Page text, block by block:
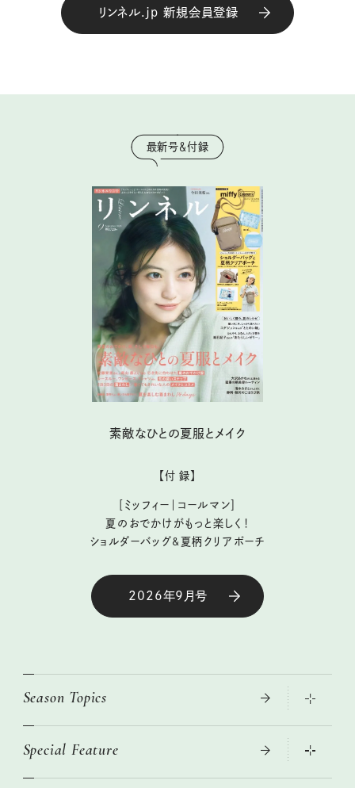
リンネル.jp 新規会員登録
最新号＆付録
素敵なひとの夏服とメイク
【付 録】
［ミッフィー｜コールマン］
夏のおでかけがもっと楽しく！
ショルダーバッグ&夏柄クリアポーチ
2026年9月号
Season Topics
大人のリュック探し 2026SS
Special Feature